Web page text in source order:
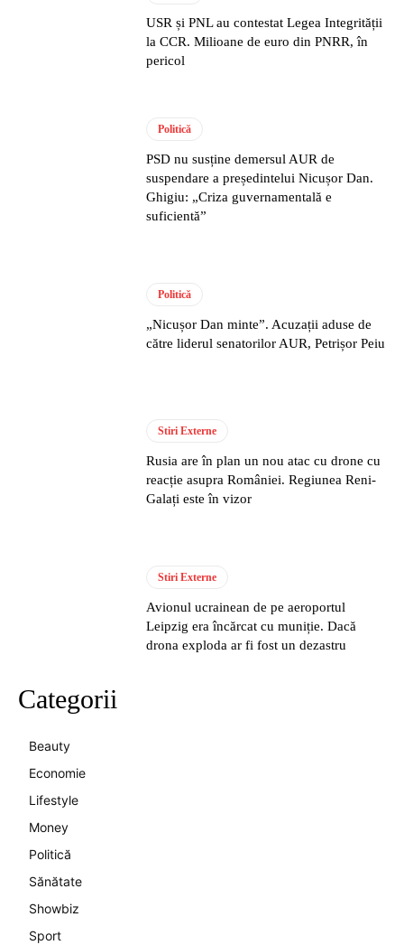
USR și PNL au contestat Legea Integrității
la CCR. Milioane de euro din PNRR, în
pericol
Politică
PSD nu susține demersul AUR de
suspendare a președintelui Nicușor Dan.
Ghigiu: „Criza guvernamentală e
suficientă”
Politică
„Nicușor Dan minte”. Acuzații aduse de
către liderul senatorilor AUR, Petrișor Peiu
Stiri Externe
Rusia are în plan un nou atac cu drone cu
reacție asupra României. Regiunea Reni-
Galați este în vizor
Stiri Externe
Avionul ucrainean de pe aeroportul
Leipzig era încărcat cu muniție. Dacă
drona exploda ar fi fost un dezastru
Categorii
Beauty
Economie
Lifestyle
Money
Politică
Sănătate
Showbiz
Sport